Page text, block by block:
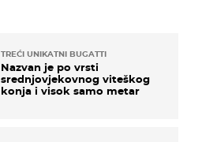
TREĆI UNIKATNI BUGATTI
Nazvan je po vrsti
srednjovjekovnog viteškog
konja i visok samo metar